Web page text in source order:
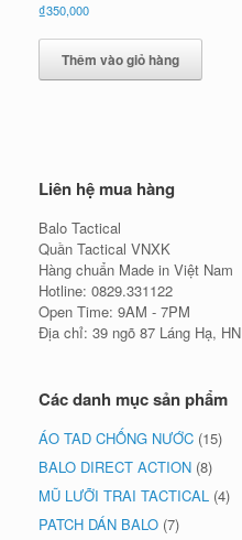
₫350,000
Thêm vào giỏ hàng
Liên hệ mua hàng
Balo Tactical
Quần Tactical VNXK
Hàng chuẩn Made in Việt Nam
Hotline: 0829.331122
Open Time: 9AM - 7PM
Địa chỉ: 39 ngõ 87 Láng Hạ, HN
Các danh mục sản phẩm
ÁO TAD CHỐNG NƯỚC (15)
BALO DIRECT ACTION (8)
MŨ LƯỠI TRAI TACTICAL (4)
PATCH DÁN BALO (7)